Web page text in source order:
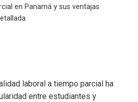
en Panamá y sus ventajas
laboral a tiempo parcial ha
entre estudiantes y